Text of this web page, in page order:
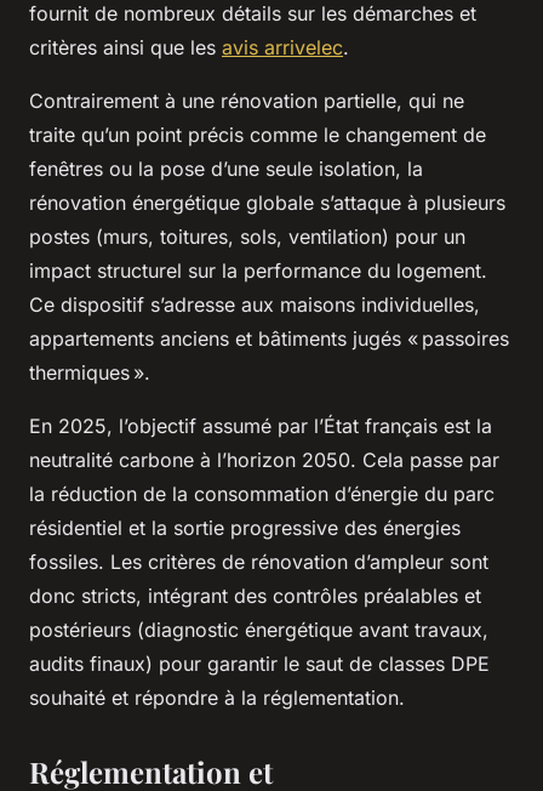
fournit de nombreux détails sur les démarches et
critères ainsi que les avis arrivelec.
Contrairement à une rénovation partielle, qui ne
traite qu’un point précis comme le changement de
fenêtres ou la pose d’une seule isolation, la
rénovation énergétique globale s’attaque à plusieurs
postes (murs, toitures, sols, ventilation) pour un
impact structurel sur la performance du logement.
Ce dispositif s’adresse aux maisons individuelles,
appartements anciens et bâtiments jugés « passoires
thermiques ».
En 2025, l’objectif assumé par l’État français est la
neutralité carbone à l’horizon 2050. Cela passe par
la réduction de la consommation d’énergie du parc
résidentiel et la sortie progressive des énergies
fossiles. Les critères de rénovation d’ampleur sont
donc stricts, intégrant des contrôles préalables et
postérieurs (diagnostic énergétique avant travaux,
audits finaux) pour garantir le saut de classes DPE
souhaité et répondre à la réglementation.
Réglementation et